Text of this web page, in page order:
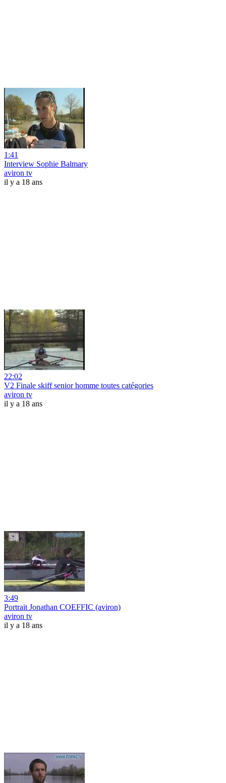
1:41
Interview Sophie Balmary
aviron tv
il y a 18 ans
22:02
V2 Finale skiff senior homme toutes catégories
aviron tv
il y a 18 ans
3:49
Portrait Jonathan COEFFIC (aviron)
aviron tv
il y a 18 ans